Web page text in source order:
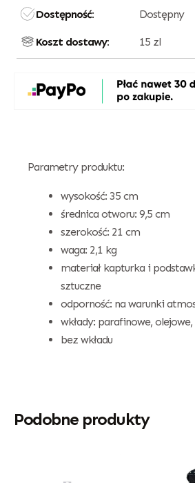
Dostępność: Dostępny
Koszt dostawy: 15 zl
Parametry produktu:
wysokość: 35 cm
średnica otworu: 9,5 cm
szerokość: 21 cm
waga: 2,1 kg
materiał kapturka i
sztuczne
odporność: na warunki
wkłady: parafinowe,
bez wkładu
Podobne produkty